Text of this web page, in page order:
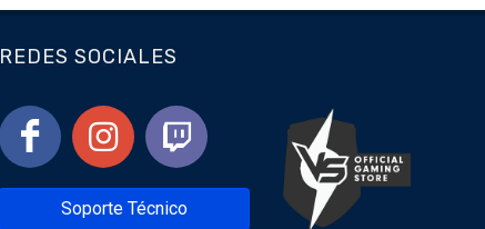
REDES SOCIALES
Soporte Técnico